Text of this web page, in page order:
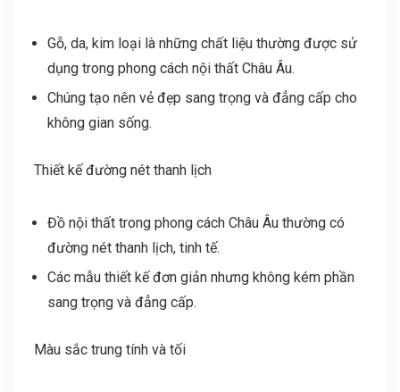
Gỗ, da, kim loại là những chất liệu thường được sử
dụng trong phong cách nội thất Châu Âu.
Chúng tạo nên vẻ đẹp sang trọng và đẳng cấp cho
không gian sống.
Thiết kế đường nét thanh lịch
Đồ nội thất trong phong cách Châu Âu thường có
đường nét thanh lịch, tinh tế.
Các mẫu thiết kế đơn giản nhưng không kém phần
sang trọng và đẳng cấp.
Màu sắc trung tính và tối